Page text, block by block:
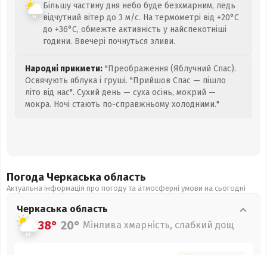
Більшу частину дня небо буде безхмарним, ледь
відчутний вітер до 3 м/с. На термометрі від +20°C
до +36°C, обмежте активність у найспекотніші
години. Ввечері почнуться зливи.
Народні прикмети: "Преображення (Яблучний Спас).
Освячують яблука і груші. "Прийшов Спас — пішло
літо від нас". Сухий день — суха осінь, мокрий —
мокра. Ночі стають по-справжньому холодними."
Погода Черкаська область
Актуальна інформація про погоду та атмосферні умови на сьогодні
Черкаська область
38° 20° Мінлива хмарність, слабкий дощ